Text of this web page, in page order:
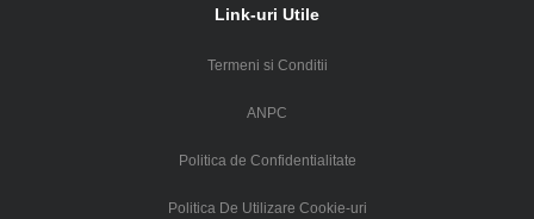
Link-uri Utile
Termeni si Conditii
ANPC
Politica de Confidentialitate
Politica De Utilizare Cookie-uri